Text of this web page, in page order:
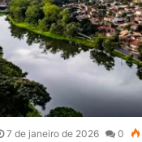
7 de janeiro de 2026 0